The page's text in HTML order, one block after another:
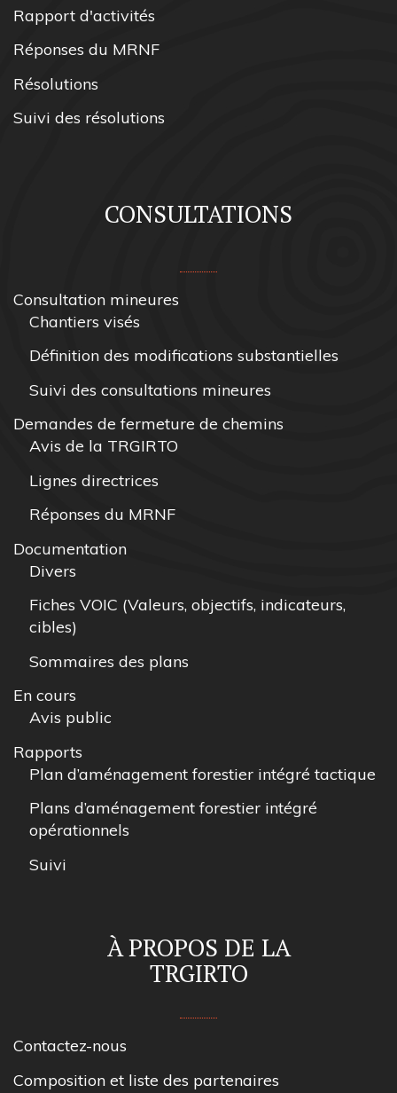
Rapport d'activités
Réponses du MRNF
Résolutions
Suivi des résolutions
CONSULTATIONS
Consultation mineures
Chantiers visés
Définition des modifications substantielles
Suivi des consultations mineures
Demandes de fermeture de chemins
Avis de la TRGIRTO
Lignes directrices
Réponses du MRNF
Documentation
Divers
Fiches VOIC (Valeurs, objectifs, indicateurs,
cibles)
Sommaires des plans
En cours
Avis public
Rapports
Plan d’aménagement forestier intégré tactique
Plans d’aménagement forestier intégré
opérationnels
Suivi
À PROPOS DE LA
TRGIRTO
Contactez-nous
Composition et liste des partenaires